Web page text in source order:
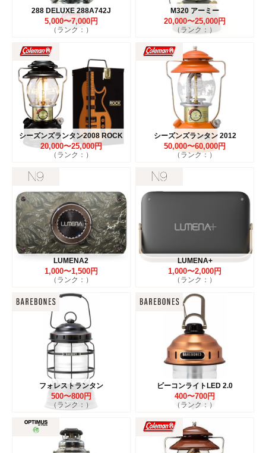
288 DELUXE 288A742J
5,000〜7,000円
（ランク：）
M320 アーミー
20,000〜25,000円
（ランク：）
シーズンズランタン2008 ROCK
20,000〜25,000円
（ランク：）
シーズンズランタン 2012
50,000〜60,000円
（ランク：）
LUMENA2
1,000〜1,500円
（ランク：）
LUMENA+
1,000〜2,000円
（ランク：）
フォレストランタン
500〜800円
（ランク：）
ビーコンライトLED 2.0
400〜700円
（ランク：）